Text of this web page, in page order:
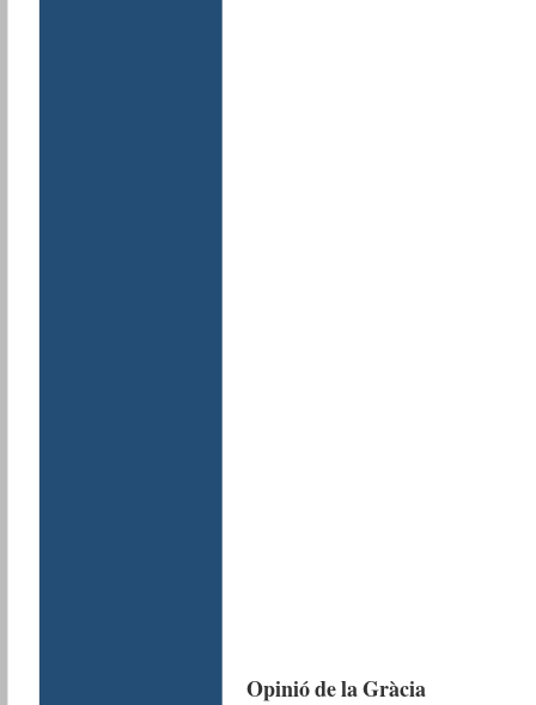
Opinió de la Gràcia